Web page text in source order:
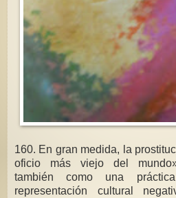
160. En gran medida, la
oficio más viejo del
también como una
representación cultural